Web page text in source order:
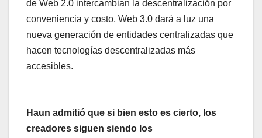
de Web 2.0 intercambian la descentralización por
conveniencia y costo, Web 3.0 dará a luz una
nueva generación de entidades centralizadas que
hacen tecnologías descentralizadas más
accesibles.
Haun admitió que si bien esto es cierto, los
creadores siguen siendo los